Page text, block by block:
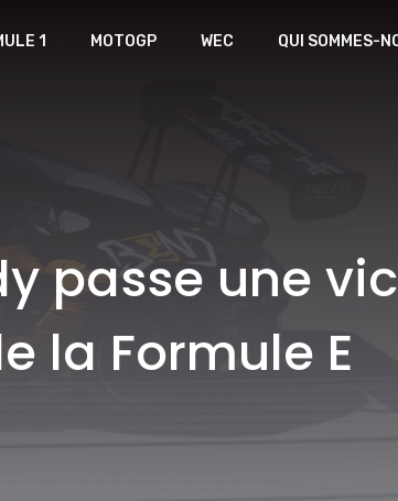
1 MOTOGP WEC QUI SOMMES-
passe une
la Formule E